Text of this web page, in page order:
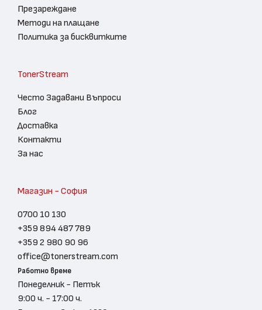
Презареждане
Методи на плащане
Политика за бисквитките
TonerStream
Често Задавани Въпроси
Блог
Доставка
Контакти
За нас
Магазин - София
0700 10 130
+359 894 487 789
+359 2 980 90 96
office@tonerstream.com
Работно време
Понеделник - Петък
9:00 ч. - 17:00 ч.